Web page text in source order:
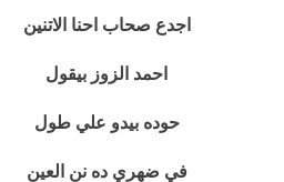
اجدع صحاب احنا الاتنين
احمد الزوز بيقول
حوده بيدو علي طول
في ضهري ده نن العين